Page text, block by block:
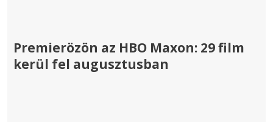
Premierözön az HBO Maxon: 29 film
kerül fel augusztusban